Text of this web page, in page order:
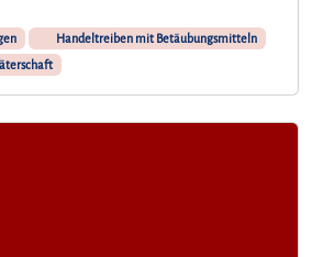
Handeltreiben mit Betäubungsmitteln